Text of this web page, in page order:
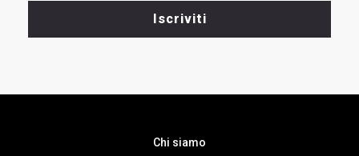
<br>
Iscriviti
Chi siamo